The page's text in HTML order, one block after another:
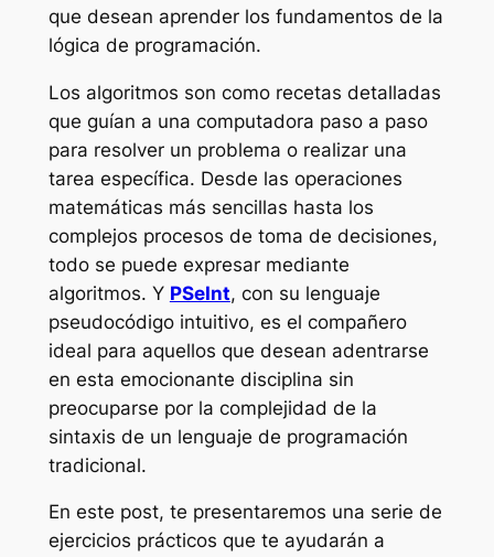
que desean aprender los fundamentos de la
lógica de programación.
Los algoritmos son como recetas detalladas
que guían a una computadora paso a paso
para resolver un problema o realizar una
tarea específica. Desde las operaciones
matemáticas más sencillas hasta los
complejos procesos de toma de decisiones,
todo se puede expresar mediante
algoritmos. Y PSeInt, con su lenguaje
pseudocódigo intuitivo, es el compañero
ideal para aquellos que desean adentrarse
en esta emocionante disciplina sin
preocuparse por la complejidad de la
sintaxis de un lenguaje de programación
tradicional.
En este post, te presentaremos una serie de
ejercicios prácticos que te ayudarán a